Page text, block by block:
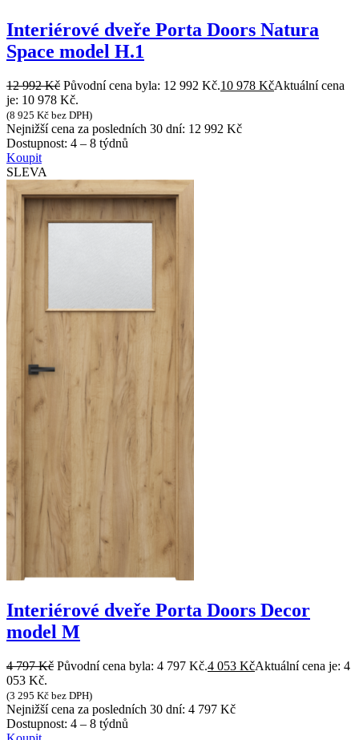
Interiérové dveře Porta Doors Natura
Space model H.1
12 992Kč Původní cena byla: 12 992 Kč.10 978 KčAktuální cena
je: 10 978 Kč.
(8 925 Kč bez DPH)
Nejnižší cena za posledních 30 dní: 12 992 Kč
Dostupnost: 4 – 8 týdnů
Koupit
SLEVA
Interiérové dveře Porta Doors Decor
model M
4 797Kč Původní cena byla: 4 797 Kč.4 053 KčAktuální cena je: 4
053 Kč.
(3 295 Kč bez DPH)
Nejnižší cena za posledních 30 dní: 4 797 Kč
Dostupnost: 4 – 8 týdnů